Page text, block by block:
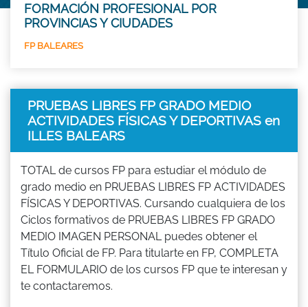
FORMACIÓN PROFESIONAL POR
PROVINCIAS Y CIUDADES
FP BALEARES
PRUEBAS LIBRES FP GRADO MEDIO
ACTIVIDADES FÍSICAS Y DEPORTIVAS en
ILLES BALEARS
TOTAL de cursos FP para estudiar el módulo de
grado medio en PRUEBAS LIBRES FP ACTIVIDADES
FÍSICAS Y DEPORTIVAS. Cursando cualquiera de los
Ciclos formativos de PRUEBAS LIBRES FP GRADO
MEDIO IMAGEN PERSONAL puedes obtener el
Título Oficial de FP. Para titularte en FP, COMPLETA
EL FORMULARIO de los cursos FP que te interesan y
te contactaremos.